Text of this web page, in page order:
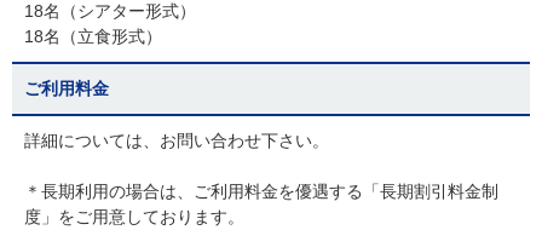
18名（シアター形式）
18名（立食形式）
ご利用料金
詳細については、お問い合わせ下さい。
＊長期利用の場合は、ご利用料金を優遇する「長期割引料金制
度」をご用意しております。